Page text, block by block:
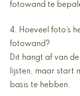
fotowand te
4. Hoeveel foto’s
fotowand?
Dit hangt af van
lijsten, maar start
basis te hebben.